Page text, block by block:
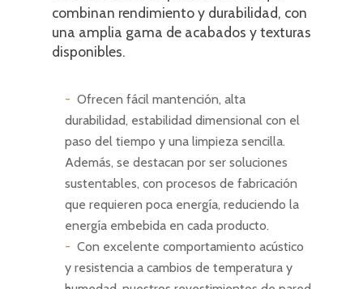
combinan rendimiento y durabilidad, con
una amplia gama de acabados y texturas
disponibles.
Ofrecen fácil mantención, alta
durabilidad, estabilidad dimensional con el
paso del tiempo y una limpieza sencilla.
Además, se destacan por ser soluciones
sustentables, con procesos de fabricación
que requieren poca energía, reduciendo la
energía embebida en cada producto.
Con excelente comportamiento acústico
y resistencia a cambios de temperatura y